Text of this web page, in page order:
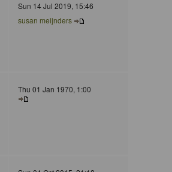
Sun 14 Jul 2019, 15:46
susan meijnders
Thu 01 Jan 1970, 1:00